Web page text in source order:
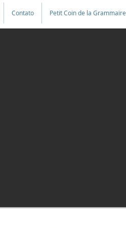
Contato Petit Coin de la Grammaire